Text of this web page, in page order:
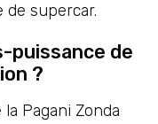
de supercar.
puissance de
?
Pagani Zonda